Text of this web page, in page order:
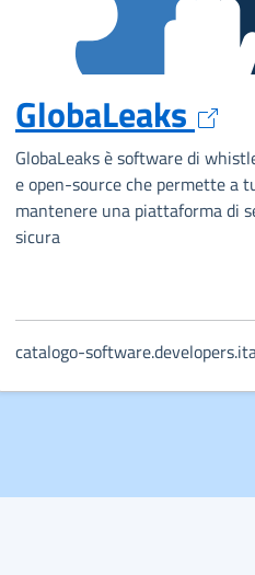
un nuovo tab
GlobaLeaks
GlobaLeaks è software di
e open-source che permette a
mantenere una piattaforma di
sicura
catalogo-